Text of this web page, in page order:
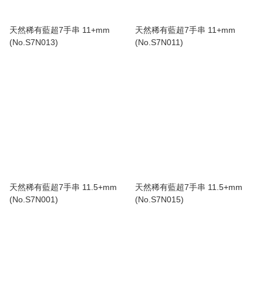
天然稀有藍超7手串 11+mm
(No.S7N013)
天然稀有藍超7手串 11+mm
(No.S7N011)
天然稀有藍超7手串 11.5+mm
(No.S7N001)
天然稀有藍超7手串 11.5+mm
(No.S7N015)